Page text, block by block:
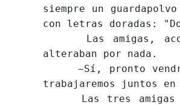
siempre un
con letras doradas:
Las amigas,
alteraban por nada.
−Sí, pronto vendrá
trabajaremos juntos
Las tres amigas